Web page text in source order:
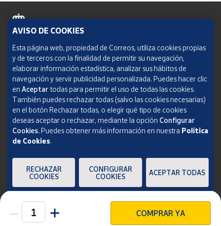
Unidades COMPRAR YA
Política de cookies
Aviso legal
Condiciones del servicio
Política de Privacidad Web
Informe de transparencia
SOCIEDAD ESTATAL CORREOS Y TELÉGRAFOS, S.A., S.M.E. Todos los derechos
AVISO DE COOKIES
Esta página web, propiedad de Correos, utiliza cookies propias
y de terceros con la finalidad de permitir su navegación,
elaborar información estadística, analizar sus hábitos de
navegación y servir publicidad personalizada. Puedes hacer clic
en Aceptar todas para permitir el uso de todas las cookies.
También puedes rechazar todas (salvo las cookies necesarias)
en el botón Rechazar todas, o elegir qué tipo de cookies
deseas aceptar o rechazar, mediante la opción Configurar
Cookies.Puedes obtener más información en nuestra Política
de Cookies.
RECHAZAR
COOKIES
CONFIGURAR
COOKIES
ACEPTAR TODAS